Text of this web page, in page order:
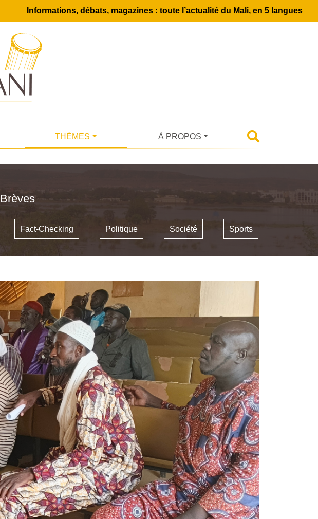
Informations, débats, magazines : toute l’actualité du Mali, en 5 langues
THÈMES À PROPOS
Brèves
Fact-Checking Politique Société Sports